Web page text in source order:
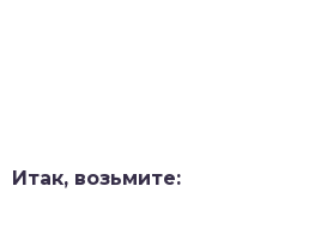
Итак, возьмите: